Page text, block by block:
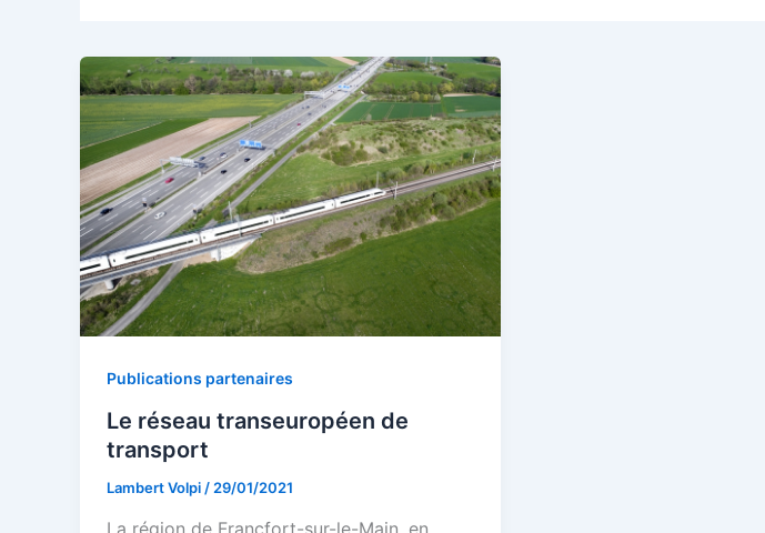
Publications partenaires
Le réseau transeuropéen de
transport
Lambert Volpi / 29/01/2021